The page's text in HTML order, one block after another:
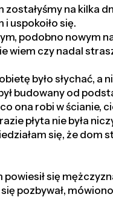
na kilka
uspokoiło się.
podobno nowym
wiem czy nadal
było słychać, a
budowany od
ona robi w ścianie,
płyta nie była
się, że dom
powiesił się
pozbywał,